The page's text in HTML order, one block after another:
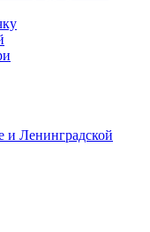
и Ленинградской